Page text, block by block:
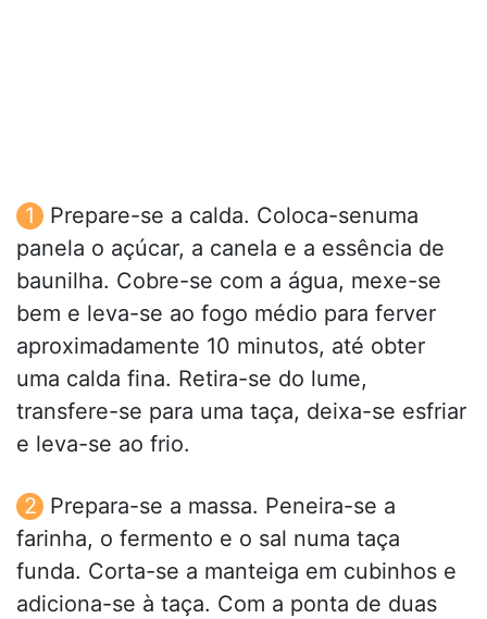
Prepare-se a calda. Coloca-senuma
panela o açúcar, a canela e a essência de
baunilha. Cobre-se com a água, mexe-se
bem e leva-se ao fogo médio para ferver
aproximadamente 10 minutos, até obter
uma calda fina. Retira-se do lume,
transfere-se para uma taça, deixa-se esfriar
e leva-se ao frio.
Prepara-se a massa. Peneira-se a
farinha, o fermento e o sal numa taça
funda. Corta-se a manteiga em cubinhos e
adiciona-se à taça. Com a ponta de duas